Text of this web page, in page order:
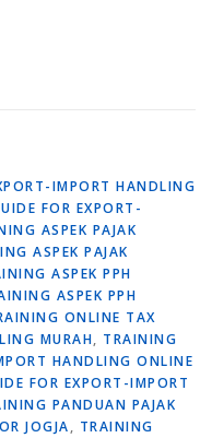
IMPORT HANDLING
FOR EXPORT-
ASPEK PAJAK
ASPEK PAJAK
ASPEK PPH
ASPEK PPH
ONLINE TAX
MURAH, TRAINING
HANDLING ONLINE
FOR EXPORT-IMPORT
PANDUAN PAJAK
JOGJA, TRAINING